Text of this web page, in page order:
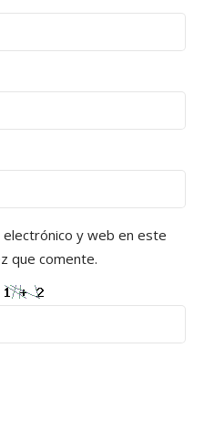
y web en este
que comente.